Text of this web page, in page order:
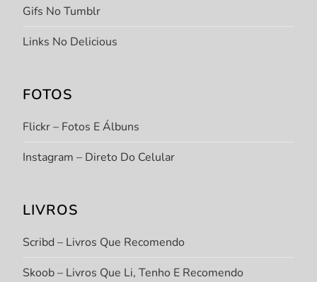
Gifs No Tumblr
Links No Delicious
FOTOS
Flickr – Fotos E Álbuns
Instagram – Direto Do Celular
LIVROS
Scribd – Livros Que Recomendo
Skoob – Livros Que Li, Tenho E Recomendo